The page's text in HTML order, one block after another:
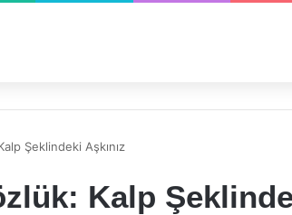
Şeklindeki Aşkınız
Kalp